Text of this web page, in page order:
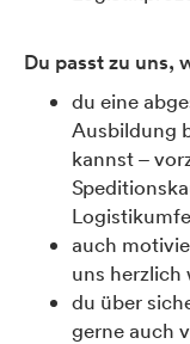
Du passt zu uns,
du eine
Ausbildung
kannst –
auch
uns herzlich
du über
gerne auch